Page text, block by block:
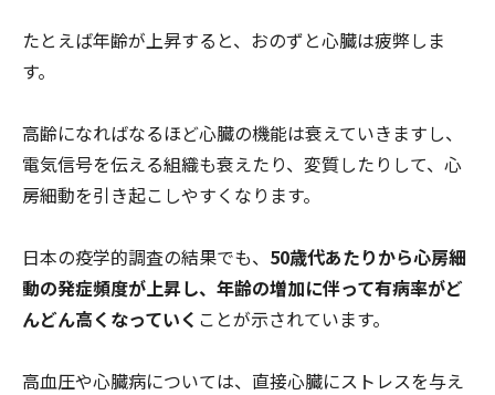
たとえば年齢が上昇すると、おのずと心臓は疲弊しま
す。
高齢になればなるほど心臓の機能は衰えていきますし、
電気信号を伝える組織も衰えたり、変質したりして、心
房細動を引き起こしやすくなります。
日本の疫学的調査の結果でも、 50歳代あたりから心房細
動の発症頻度が上昇し、年齢の増加に伴って有病率がど
んどん高くなっていく ことが示されています。
高血圧や心臓病については、直接心臓にストレスを与え